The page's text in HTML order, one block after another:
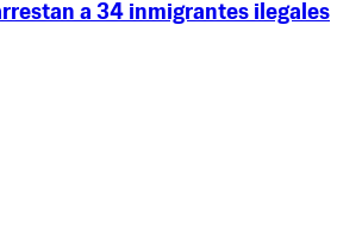
a 34 inmigrantes ilegales